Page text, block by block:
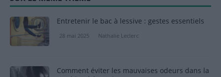
Entretenir le bac à lessive : gestes essentiels
28 mai 2025 Nathalie Leclerc
Comment éviter les mauvaises odeurs dans la